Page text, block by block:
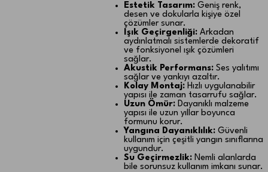
Estetik Tasarım: Geniş renk,
desen ve dokularla kişiye özel
çözümler sunar.
Işık Geçirgenliği: Arkadan
aydınlatmalı sistemlerde dekoratif
ve fonksiyonel ışık çözümleri
sağlar.
Akustik Performans: Ses yalıtımı
sağlar ve yankıyı azaltır.
Kolay Montaj: Hızlı uygulanabilir
yapısı ile zaman tasarrufu sağlar.
Uzun Ömür: Dayanıklı malzeme
yapısı ile uzun yıllar boyunca
formunu korur.
Yangına Dayanıklılık: Güvenli
kullanım için çeşitli yangın sınıflarına
uygundur.
Su Geçirmezlik: Nemli alanlarda
bile sorunsuz kullanım imkanı sunar.